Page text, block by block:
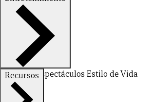
DeportesEspectáculos Estilo de Vida
Recursos